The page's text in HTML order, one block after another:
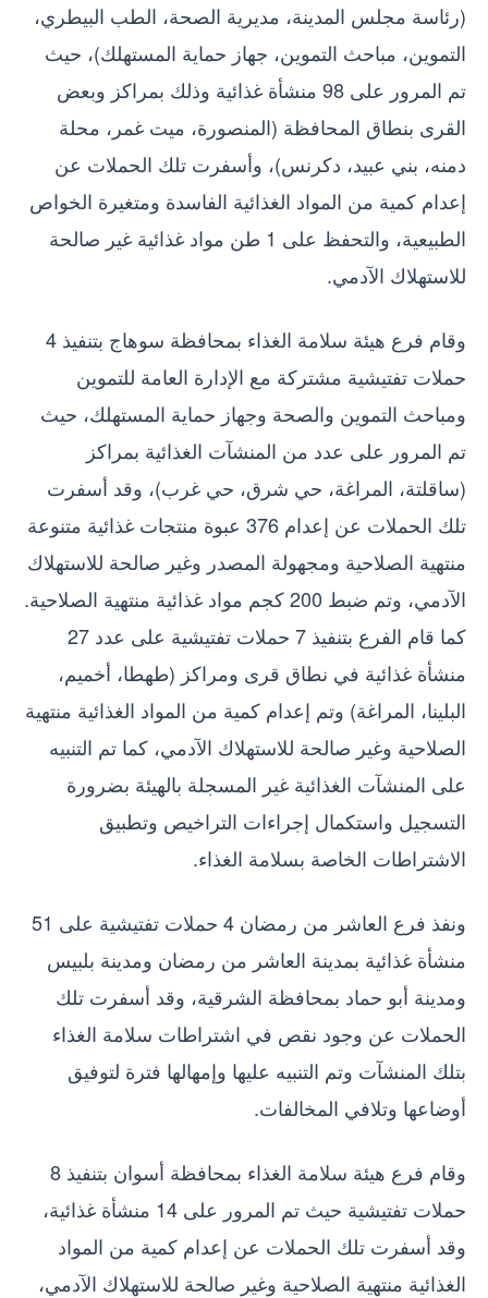
(رئاسة مجلس المدينة، مديرية الصحة، الطب البيطري،
التموين، مباحث التموين، جهاز حماية المستهلك)، حيث
تم المرور على 98 منشأة غذائية وذلك بمراكز وبعض
القرى بنطاق المحافظة (المنصورة، ميت غمر، محلة
دمنه، بني عبيد، دكرنس)، وأسفرت تلك الحملات عن
إعدام كمية من المواد الغذائية الفاسدة ومتغيرة الخواص
الطبيعية، والتحفظ على 1 طن مواد غذائية غير صالحة
للاستهلاك الآدمي.
وقام فرع هيئة سلامة الغذاء بمحافظة سوهاج بتنفيذ 4
حملات تفتيشية مشتركة مع الإدارة العامة للتموين
ومباحث التموين والصحة وجهاز حماية المستهلك، حيث
تم المرور على عدد من المنشآت الغذائية بمراكز
(ساقلتة، المراغة، حي شرق، حي غرب)، وقد أسفرت
تلك الحملات عن إعدام 376 عبوة منتجات غذائية متنوعة
منتهية الصلاحية ومجهولة المصدر وغير صالحة للاستهلاك
الآدمي، وتم ضبط 200 كجم مواد غذائية منتهية الصلاحية.
كما قام الفرع بتنفيذ 7 حملات تفتيشية على عدد 27
منشأة غذائية في نطاق قرى ومراكز (طهطا، أخميم،
البلينا، المراغة) وتم إعدام كمية من المواد الغذائية منتهية
الصلاحية وغير صالحة للاستهلاك الآدمي، كما تم التنبيه
على المنشآت الغذائية غير المسجلة بالهيئة بضرورة
التسجيل واستكمال إجراءات التراخيص وتطبيق
الاشتراطات الخاصة بسلامة الغذاء.
ونفذ فرع العاشر من رمضان 4 حملات تفتيشية على 51
منشأة غذائية بمدينة العاشر من رمضان ومدينة بلبيس
ومدينة أبو حماد بمحافظة الشرقية، وقد أسفرت تلك
الحملات عن وجود نقص في اشتراطات سلامة الغذاء
بتلك المنشآت وتم التنبيه عليها وإمهالها فترة لتوفيق
أوضاعها وتلافي المخالفات.
وقام فرع هيئة سلامة الغذاء بمحافظة أسوان بتنفيذ 8
حملات تفتيشية حيث تم المرور على 14 منشأة غذائية،
وقد أسفرت تلك الحملات عن إعدام كمية من المواد
الغذائية منتهية الصلاحية وغير صالحة للاستهلاك الآدمي،